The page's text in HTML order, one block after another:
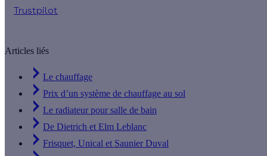
Trustpilot
Articles liés
Le chauffage
Prix d’un système de chauffage au sol
Le radiateur pour salle de bain
De Dietrich et Elm Leblanc
Frisquet, Unical et Saunier Duval